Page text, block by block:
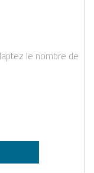
pour voiture
le nombre de